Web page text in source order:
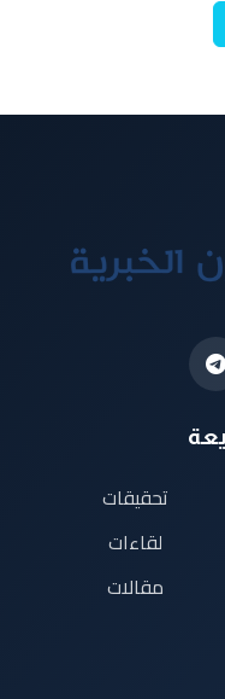
تحقيقات
لقاءات
مقالات